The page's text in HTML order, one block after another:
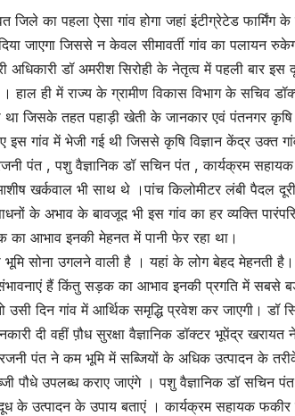
जिले का पहला ऐसा गांव होगा जहां इंटीग्रेटेड फार्मिंग
जाएगा जिससे न केवल सीमावर्ती गांव का पलायन
डॉ अमरीश सिरोही के नेतृत्व में पहली बार इस
ही में राज्य के ग्रामीण विकास विभाग के सचिव
था जिसके तहत पहाड़ी खेती के जानकार एवं पंतनगर
इस गांव में भेजी गई थी जिससे कृषि विज्ञान केंद्र उक्त
पंत , पशु वैज्ञानिक डॉ सचिन पंत , कार्यक्रम
खर्कवाल भी साथ थे ।पांच किलोमीटर लंबी पैदल
के अभाव के बावजूद भी इस गांव का हर व्यक्ति
आभाव इनकी मेहनत में पानी फेर रहा था।
सोना उगलने वाली है । यहां के लोग बेहद मेहनती है।
हैं किंतु सड़क का आभाव इनकी प्रगति में सबसे
दिन गांव में आर्थिक समृद्धि प्रवेश कर जाएगी। डॉ
दी वहीं प़ौध सुरक्षा वैज्ञानिक डॉक्टर भूपेंद्र
पंत ने कम भूमि में सब्जियों के अधिक उत्पादन के
पौधे उपलब्ध कराए जाएंगे । पशु वैज्ञानिक डॉ सचिन
के उत्पादन के उपाय बताएं । कार्यक्रम सहायक फकीर